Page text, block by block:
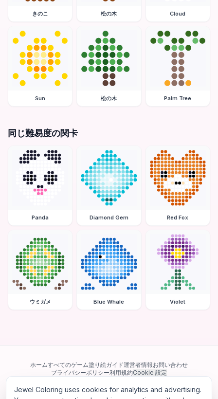
きのこ 松の木 Cloud
Sun 松の木 Palm Tree
同じ難易度の関卡
Panda Diamond Gem Red Fox
ウミガメ Blue Whale Violet
ホームすべてのゲーム塗り絵ガイド運営者情報お問い合わせ
プライバシーポリシー利用規約Cookie 設定
当サイトは Google AdSense を含む第三者広告ネットワークを利用してい
Jewel Coloring uses cookies for analytics and advertising.